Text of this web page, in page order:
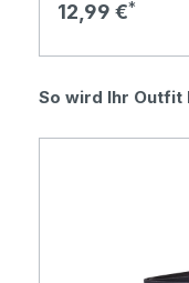
Regulärer Preis:
12,99 €
Produktgalerie
So wird Ihr Outfit